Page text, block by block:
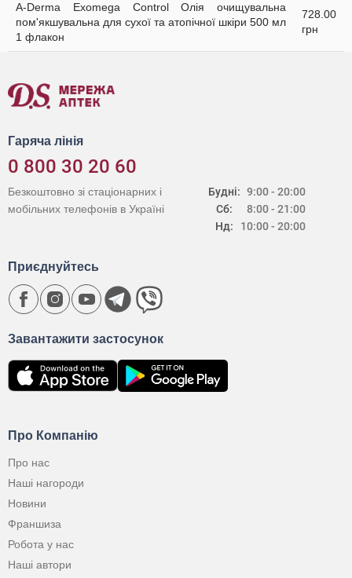
A-Derma Exomega Control Олія очищувальна
пом'якшувальна для сухої та атопічної шкіри 500 мл
1 флакон
728.00
грн
Гаряча лінія
0 800 30 20 60
Будні:
Сб:
Нд:
9:00 - 20:00
8:00 - 21:00
10:00 - 20:00
Безкоштовно зі стаціонарних і
мобільних телефонів в Україні
Про Компанію
Про нас
Наші нагороди
Новини
Франшиза
Робота у нас
Наші автори
Завантажити застосунок
Приєднуйтесь